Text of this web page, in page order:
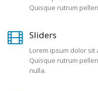
Quisque rutrum
Sliders
Lorem ipsum dolor sit
Quisque rutrum
nulla.